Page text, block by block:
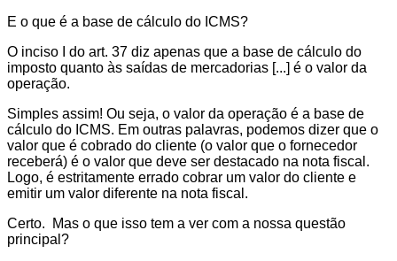
E o que é a base de cálculo do ICMS?
O inciso I do art. 37 diz apenas que a base de cálculo do
imposto quanto às saídas de mercadorias [...] é o valor da
operação.
Simples assim! Ou seja, o valor da operação é a base de
cálculo do ICMS. Em outras palavras, podemos dizer que o
valor que é cobrado do cliente (o valor que o fornecedor
receberá) é o valor que deve ser destacado na nota fiscal.
Logo, é estritamente errado cobrar um valor do cliente e
emitir um valor diferente na nota fiscal.
Certo. Mas o que isso tem a ver com a nossa questão
principal?